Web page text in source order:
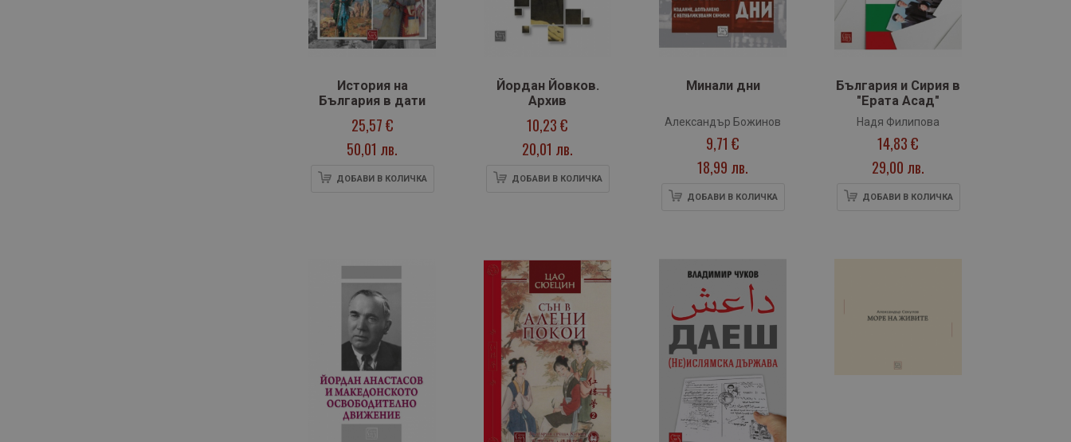
История на
България в дати
25,57 €
50,01 лв.
ДОБАВИ В КОЛИЧКА
Йордан Йовков.
Архив
10,23 €
20,01 лв.
ДОБАВИ В КОЛИЧКА
Минали дни
Александър Божинов
9,71 €
18,99 лв.
ДОБАВИ В КОЛИЧКА
България и Сирия в
"Ерата Асад"
Надя Филипова
14,83 €
29,00 лв.
ДОБАВИ В КОЛИЧКА